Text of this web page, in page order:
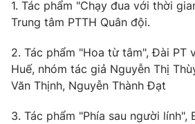
1. Tác phẩm "Chạy đua với thời
Trung tâm PTTH Quân đội.
2. Tác phẩm "Hoa từ tâm", Đài PT
Huế, nhóm tác giả Nguyễn Thị
Văn Thịnh, Nguyễn Thành Đạt
3. Tác phẩm "Phía sau người lính",